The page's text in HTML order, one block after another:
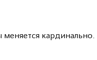
меняется кардинально.